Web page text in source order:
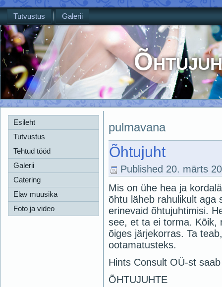
Tutvustus Galerii
Esileht
Tutvustus
Tehtud tööd
Galerii
Catering
Elav muusika
Foto ja video
pulmavana
Õhtujuht
Published 20. märts
Mis on ühe hea ja
õhtu läheb rahulikult aga
erinevaid õhtujuhtimisi.
see, et ta ei torma. Kõik,
õiges järjekorras. Ta
ootamatusteks.
Hints Consult OÜ-st
ÕHTUJUHTE